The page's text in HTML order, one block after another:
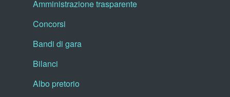
Amministrazione trasparente
Concorsi
Bandi di gara
Bilanci
Albo pretorio